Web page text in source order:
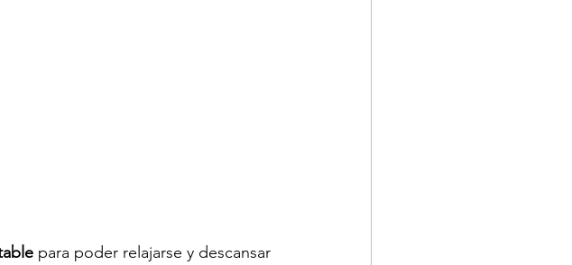
para poder relajarse y descansar